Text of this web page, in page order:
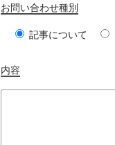
お問い合わせ種別
記事について
内容